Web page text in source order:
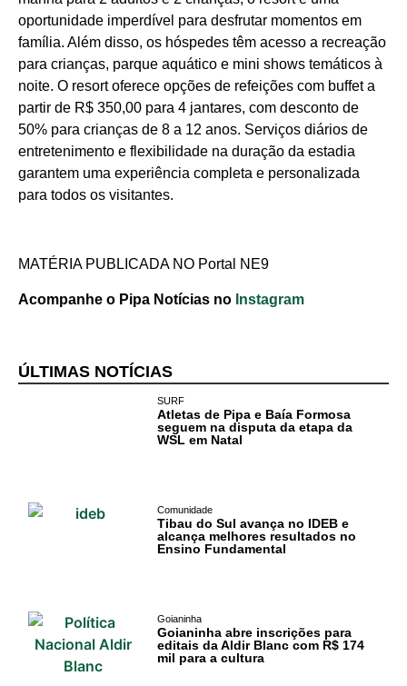
RN
Comércio e
Negócios na
Pipa
Política
Turismo
Litoral Sul
Surf
do Sul
Tábua da Maré
oportunidade imperdível para desfrutar momentos em
família. Além disso, os hóspedes têm acesso a recreação
para crianças, parque aquático e mini shows temáticos à
noite. O resort oferece opções de refeições com buffet a
partir de R$ 350,00 para 4 jantares, com desconto de
50% para crianças de 8 a 12 anos. Serviços diários de
entretenimento e flexibilidade na duração da estadia
garantem uma experiência completa e personalizada
para todos os visitantes.
MATÉRIA PUBLICADA NO Portal NE9
Acompanhe o Pipa Notícias no Instagram
ÚLTIMAS NOTÍCIAS
SURF
Atletas de Pipa e Baía Formosa
seguem na disputa da etapa da
WSL em Natal
Comunidade
Tibau do Sul avança no IDEB e
alcança melhores resultados no
Ensino Fundamental
Goianinha
Goianinha abre inscrições para
editais da Aldir Blanc com R$ 174
mil para a cultura